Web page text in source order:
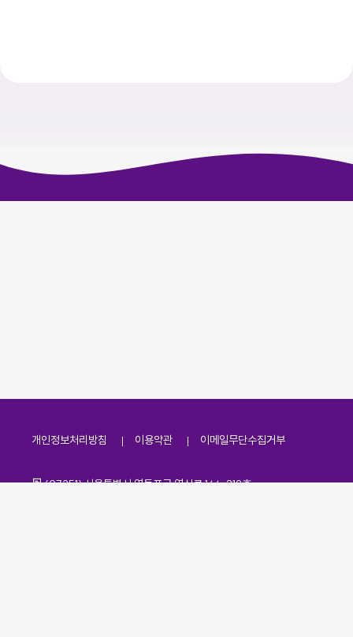
개인정보처리방침 이용약관 이메일무단수집거부
주소
(07251) 서울특별시 영등포구 영신로 166, 319호